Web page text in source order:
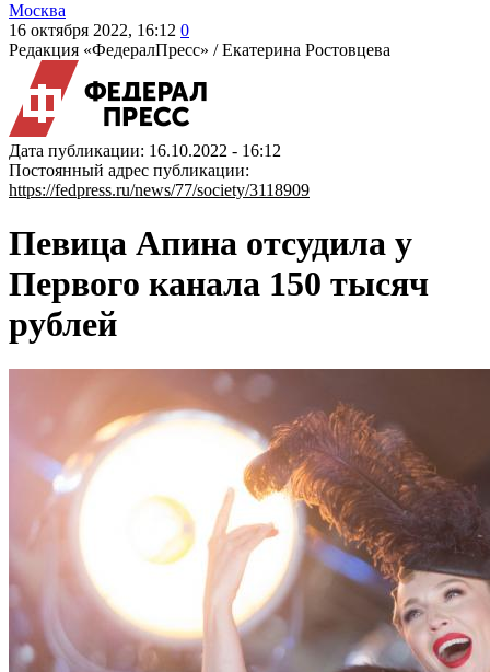
Москва
16 октября 2022, 16:12 0
Редакция «ФедералПресс» /Екатерина Ростовцева
Дата публикации: 16.10.2022 - 16:12
Постоянный адрес публикации:
https://fedpress.ru/news/77/society/3118909
Певица Апина отсудила у
Первого канала 150 тысяч
рублей